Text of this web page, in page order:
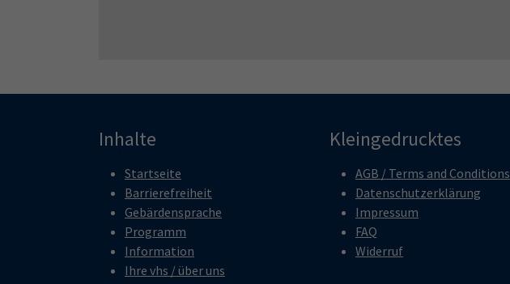
Inhalte
Startseite
Barrierefreiheit
Gebärdensprache
Programm
Information
Ihre vhs / über uns
Kleingedrucktes
AGB / Terms and Conditions
Datenschutzerklärung
Impressum
FAQ
Widerruf